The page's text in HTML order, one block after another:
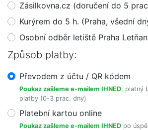
Zásilkovna.cz (doručení do 5
Kurýrem do 5 h. (Praha, všední
Osobní odběr letiště Praha
Způsob platby:
Převodem z účtu / QR kódem
Poukaz zašleme e-mailem IHNED, platný
platby (0-3 prac. dny)
Platební kartou online
Poukaz zašleme e-mailem IHNED po